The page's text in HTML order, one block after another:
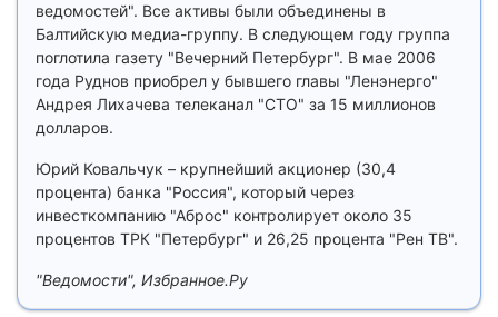
ведомостей". Все активы были объединены в
Балтийскую медиа-группу. В следующем году группа
поглотила газету "Вечерний Петербург". В мае 2006
года Руднов приобрел у бывшего главы "Ленэнерго"
Андрея Лихачева телеканал "СТО" за 15 миллионов
долларов.
Юрий Ковальчук – крупнейший акционер (30,4
процента) банка "Россия", который через
инвесткомпанию "Аброс" контролирует около 35
процентов ТРК "Петербург" и 26,25 процента "Рен ТВ".
"Ведомости", Избранное.Ру